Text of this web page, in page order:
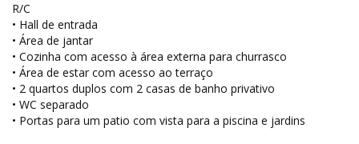
R/C
• Hall de entrada
• Área de jantar
• Cozinha com acesso à área externa para churrasco
• Área de estar com acesso ao terraço
• 2 quartos duplos com 2 casas de banho privativo
• WC separado
• Portas para um patio com vista para a piscina e jardins